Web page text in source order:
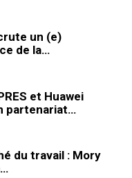
un (e)
de la…
et Huawei
partenariat…
du travail : Mory